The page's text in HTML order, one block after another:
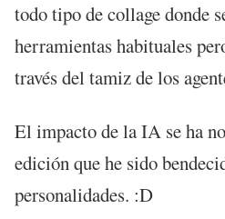
todo tipo de collage donde
herramientas habituales
través del tamiz de los
El impacto de la IA se ha
edición que he sido
personalidades. :D